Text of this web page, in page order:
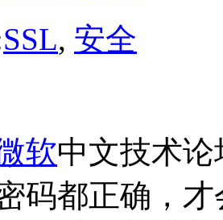
SSL, 安全
软中文技术论
码都正确，